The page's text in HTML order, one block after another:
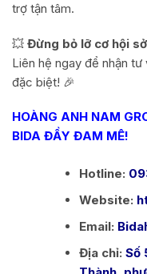
trợ tận tâm.
💥 Đừng bỏ lỡ cơ hội
Liên hệ ngay để nhận
đặc biệt! 🎉
HOÀNG ANH NAM
BIDA ĐẦY ĐAM MÊ!
Hotline:
Website:
Email:
Địa chỉ: Số